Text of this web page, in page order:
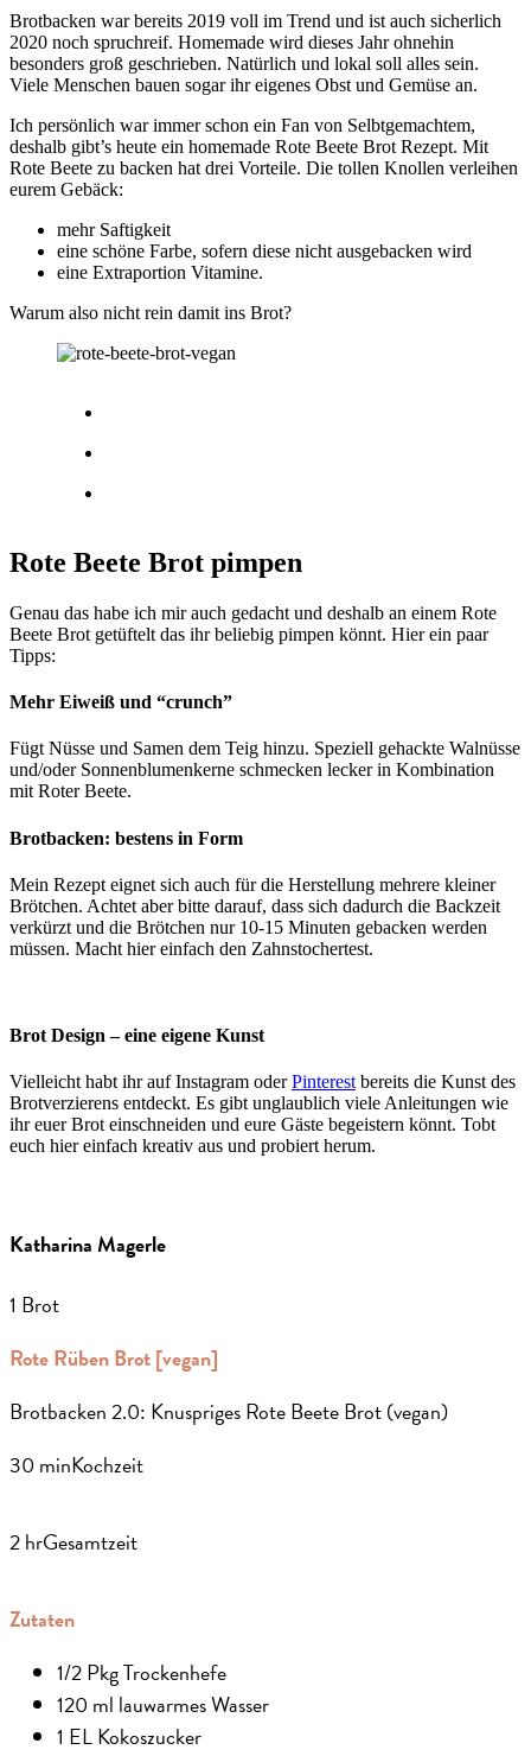
Brotbacken war bereits 2019 voll im Trend und ist auch sicherlich
2020 noch spruchreif. Homemade wird dieses Jahr ohnehin
besonders groß geschrieben. Natürlich und lokal soll alles sein.
Viele Menschen bauen sogar ihr eigenes Obst und Gemüse an.
Ich persönlich war immer schon ein Fan von Selbtgemachtem,
deshalb gibt’s heute ein homemade Rote Beete Brot Rezept. Mit
Rote Beete zu backen hat drei Vorteile. Die tollen Knollen verleihen
eurem Gebäck:
mehr Saftigkeit
eine schöne Farbe, sofern diese nicht ausgebacken wird
eine Extraportion Vitamine.
Warum also nicht rein damit ins Brot?
Rote Beete Brot pimpen
Genau das habe ich mir auch gedacht und deshalb an einem Rote
Beete Brot getüftelt das ihr beliebig pimpen könnt. Hier ein paar
Tipps:
Mehr Eiweiß und “crunch”
Fügt Nüsse und Samen dem Teig hinzu. Speziell gehackte Walnüsse
und/oder Sonnenblumenkerne schmecken lecker in Kombination
mit Roter Beete.
Brotbacken: bestens in Form
Mein Rezept eignet sich auch für die Herstellung mehrere kleiner
Brötchen. Achtet aber bitte darauf, dass sich dadurch die Backzeit
verkürzt und die Brötchen nur 10-15 Minuten gebacken werden
müssen. Macht hier einfach den Zahnstochertest.
Brot Design – eine eigene Kunst
Vielleicht habt ihr auf Instagram oderPinterest bereits die Kunst des
Brotverzierens entdeckt. Es gibt unglaublich viele Anleitungen wie
ihr euer Brot einschneiden und eure Gäste begeistern könnt. Tobt
euch hier einfach kreativ aus und probiert herum.
Katharina Magerle
1 Brot
Rote Rüben Brot [vegan]
Brotbacken 2.0: Knuspriges Rote Beete Brot (vegan)
30 minKochzeit
2 hrGesamtzeit
Zutaten
1/2 Pkg Trockenhefe
120 ml lauwarmes Wasser
1 EL Kokoszucker